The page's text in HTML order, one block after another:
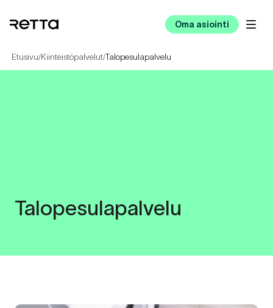
Oma asiointi
Etusivu/Kiinteistöpalvelut/Talopesulapalvelu
Talopesulapalvelu